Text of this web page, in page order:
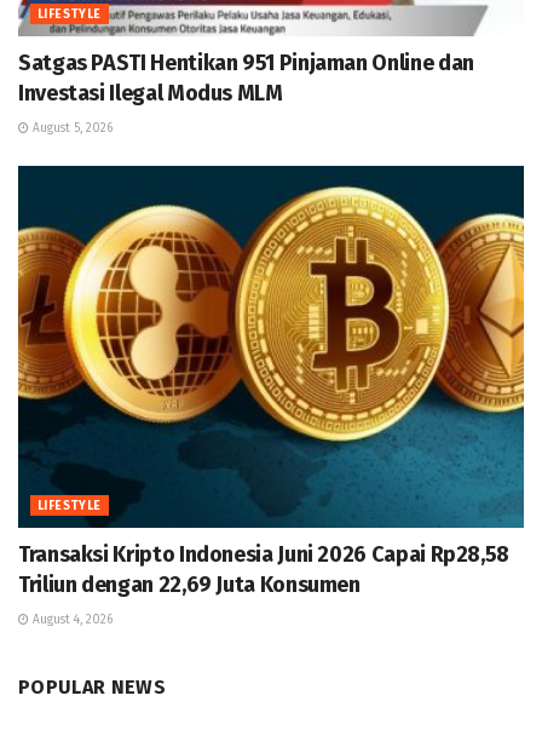
LIFESTYLE
Satgas PASTI Hentikan 951 Pinjaman Online dan
Investasi Ilegal Modus MLM
August 5, 2026
LIFESTYLE
Transaksi Kripto Indonesia Juni 2026 Capai Rp28,58
Triliun dengan 22,69 Juta Konsumen
August 4, 2026
POPULAR NEWS